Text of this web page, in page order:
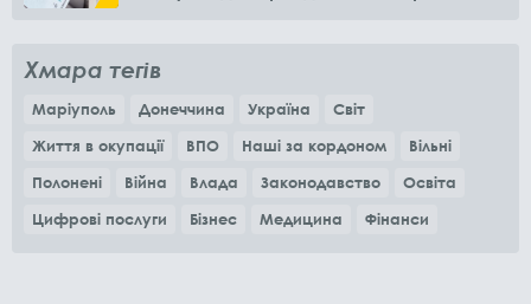
Хмара тегів
Маріуполь Донеччина Україна
Світ
Життя в окупації
ВПО Наші за кордоном
Вільні
Полонені
Війна Влада Законодавство
Освіта
Цифрові послуги
Бізнес Медицина Фінанси